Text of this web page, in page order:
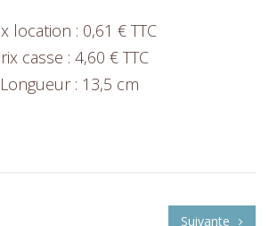
location : 0,61 € TTC
casse : 4,60 € TTC
Longueur : 13,5 cm
Suivante